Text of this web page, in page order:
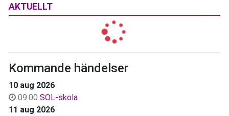
AKTUELLT
Kommande händelser
10 aug 2026
09:00 SOL-skola
11 aug 2026